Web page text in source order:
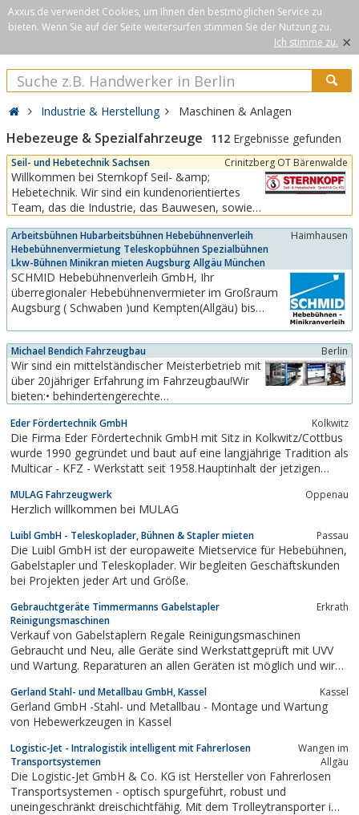
Axxus.de verwendet Cookies, um Ihnen den bestmöglichen Service zu
bieten. Wenn Sie auf der Seite weitersurfen stimmen Sie der Nutzung zu.
Ich stimme zu. ×
Industrie & Herstellung Maschinen & Anlagen
Hebezeuge & Spezialfahrzeuge 112 Ergebnisse gefunden
Seil- und Hebetechnik Sachsen Crinitzberg OT Bärenwalde
Willkommen bei Sternkopf Seil- &amp;
Hebetechnik. Wir sind ein kundenorientiertes
Team, das die Industrie, das Bauwesen, sowie
Anschlagmitteln, Hebezeugen, Zubehör,
Ladungssicherungen und Sonderanfertigungen
bedient. Unsere Stärken sehen wir im Verbund
von Herstellung, Vertrieb und...
Arbeitsbühnen Hubarbeitsbühnen Hebebühnenverleih
Hebebühnenvermietung Teleskopbühnen Spezialbühnen
Lkw-Bühnen Minikran mieten Augsburg Allgäu München
Haimhausen
SCHMID Hebebühnenverleih GmbH, Ihr
überregionaler Hebebühnenvermieter im Großraum
Augsburg ( Schwaben )und Kempten(Allgäu) bis
unserem Fuhrpark finden Sie alle Arten von
Arbeitsbühnen wie Anhängerbühnen und LKW-
Bühnen. Aber auch...
Michael Bendich Fahrzeugbau Berlin
Wir sind ein mittelständischer Meisterbetrieb mit
über 20jähriger Erfahrung im Fahrzeugbau!Wir
bieten:• behindertengerechte
Luftfederungen• Karrosserieumbauten•
Sonderfahrzeuge• Luftfederung•
Heckabsenkungen• Auffahrrampen•
Auffahrschienen....
Eder Fördertechnik GmbH Kolkwitz
Die Firma Eder Fördertechnik GmbH mit Sitz in Kolkwitz/Cottbus
wurde 1990 gegründet und baut auf eine langjährige Tradition als
Multicar - KFZ - Werkstatt seit 1958.Hauptinhalt der jetzigen
Multicar Spezialfahrzeuge GmbH Waltershausen und* TOYOTA...
MULAG Fahrzeugwerk Oppenau
Herzlich willkommen bei MULAG
Luibl GmbH - Teleskoplader, Bühnen & Stapler mieten Passau
Die Luibl GmbH ist der europaweite Mietservice für Hebebühnen,
Gabelstapler und Teleskoplader. Wir begleiten Geschäftskunden
bei Projekten jeder Art und Größe.
Gebrauchtgeräte Timmermanns Gabelstapler
Reinigungsmaschinen
Erkrath
Verkauf von Gabelstaplern Regale Reinigungsmaschinen
Gebraucht und Neu, alle Geräte sind Werkstattgeprüft mit UVV
und Wartung. Reparaturen an allen Geräten ist möglich und wird
DieselstaplerGabelhubwagen Niederhubwagen
HochhubwagenKehrmaschinen Scheuersaugmaschinen...
Gerland Stahl- und Metallbau GmbH, Kassel Kassel
Gerland GmbH -Stahl- und Metallbau - Montage und Wartung
von Hebewerkzeugen in Kassel
Logistic-Jet - Intralogistik intelligent mit Fahrerlosen
Transportsystemen
Wangen im
Allgäu
Die Logistic-Jet GmbH & Co. KG ist Hersteller von Fahrerlosen
Transportsystemen - optisch spurgeführt, robust und
uneingeschränkt dreischichtfähig. Mit dem Trolleytransporter im